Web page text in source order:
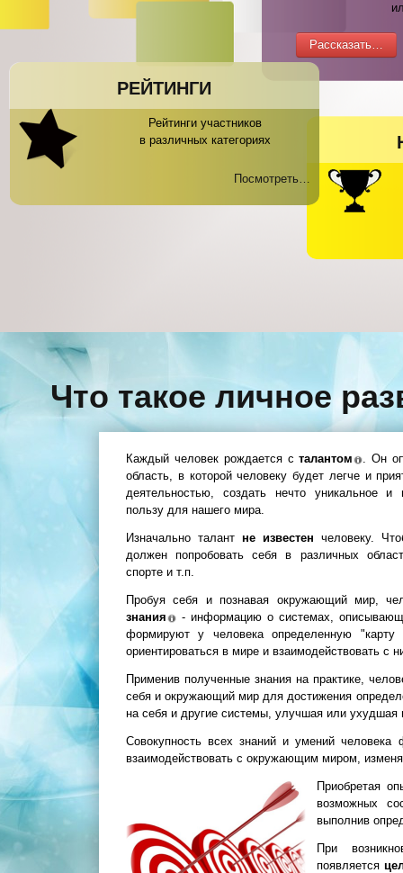
Рассказать…
РЕЙТИНГИ
Рейтинги участников
в различных категориях
Посмотреть…
Что такое личное
Каждый человек рождается сталантом
. Он
область, в которой человеку будет легче и
деятельностью, создать нечто уникальное и
пользу для нашего мира.
Изначально талант не известен человеку.
должен попробовать себя в различных
спорте и т.п.
Пробуя себя и познавая окружающий мир,
знания
- информацию о системах,
формируют у человека определенную
ориентироваться в мире и взаимодействовать с
Применив полученные знания на практике,
себя и окружающий мир для достижения
на себя и другие системы, улучшая или ухудшая
Совокупность всех знаний и умений
взаимодействовать с окружающим миром,
Приобретая
возможных
выполнив
При
появляется